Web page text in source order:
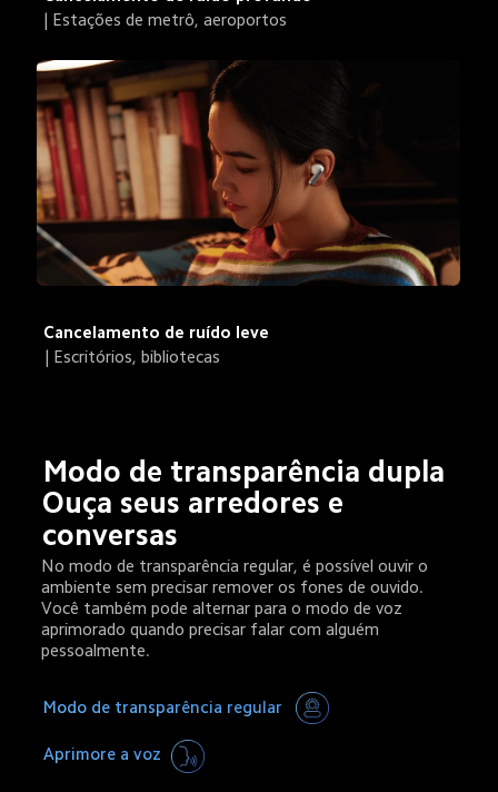
| Estações de metrô, aeroportos
Cancelamento de ruído leve
| Escritórios, bibliotecas
Modo de transparência dupla
Ouça seus arredores e
conversas
No modo de transparência regular, é possível ouvir o
ambiente sem precisar remover os fones de ouvido.
Você também pode alternar para o modo de voz
aprimorado quando precisar falar com alguém
pessoalmente.
Modo de transparência regular
Aprimore a voz